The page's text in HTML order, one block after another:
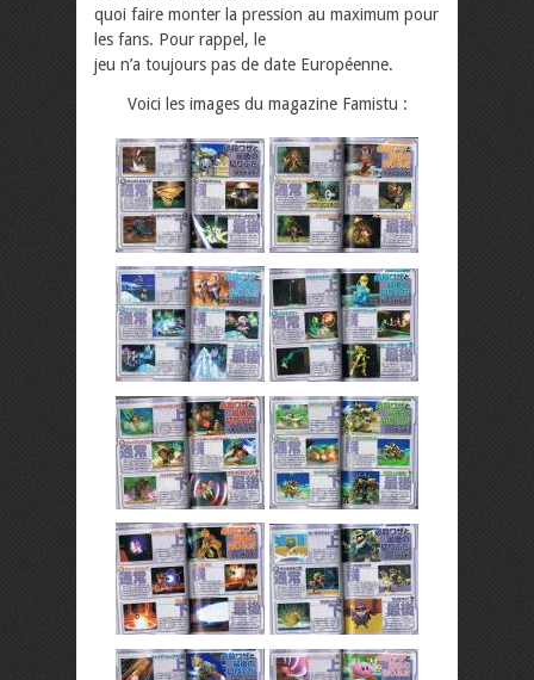
quoi faire monter la pression au maximum pour
les fans. Pour rappel, le
jeu n’a toujours pas de date Européenne.
Voici les images du magazine Famistu :